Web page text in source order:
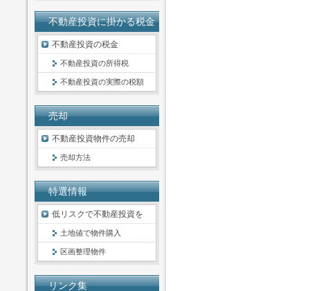
不動産投資に掛かる税金
不動産投資の税金
不動産投資の所得税
不動産投資の実際の税額
売却
不動産投資物件の売却
売却方法
特選情報
低リスクで不動産投資を
土地値で物件購入
区画整理物件
リンク集